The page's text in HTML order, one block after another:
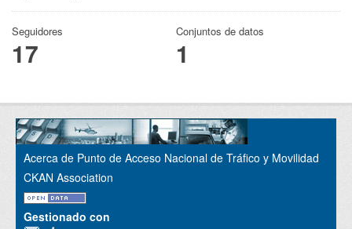
Seguidores
17
Conjuntos de datos
1
Acerca de Punto de Acceso Nacional de Tráfico y Movilidad
CKAN Association
Gestionado con